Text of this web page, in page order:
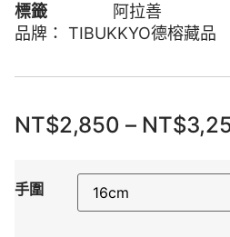
標籤
阿拉善
品牌： TIBUKKYO德榕藏品
NT$2,850 – NT$
手圍